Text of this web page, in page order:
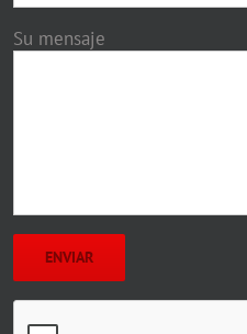
Su mensaje